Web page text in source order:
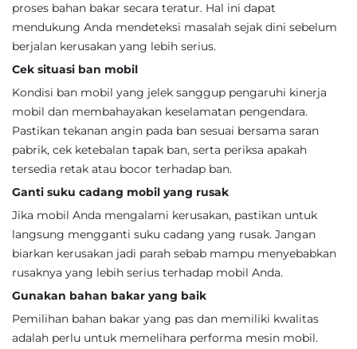
proses bahan bakar secara teratur. Hal ini dapat
mendukung Anda mendeteksi masalah sejak dini sebelum
berjalan kerusakan yang lebih serius.
Cek situasi ban mobil
Kondisi ban mobil yang jelek sanggup pengaruhi kinerja
mobil dan membahayakan keselamatan pengendara.
Pastikan tekanan angin pada ban sesuai bersama saran
pabrik, cek ketebalan tapak ban, serta periksa apakah
tersedia retak atau bocor terhadap ban.
Ganti suku cadang mobil yang rusak
Jika mobil Anda mengalami kerusakan, pastikan untuk
langsung mengganti suku cadang yang rusak. Jangan
biarkan kerusakan jadi parah sebab mampu menyebabkan
rusaknya yang lebih serius terhadap mobil Anda.
Gunakan bahan bakar yang baik
Pemilihan bahan bakar yang pas dan memiliki kwalitas
adalah perlu untuk memelihara performa mesin mobil.